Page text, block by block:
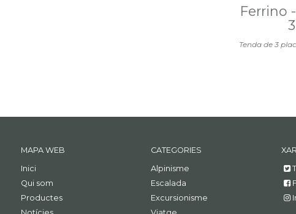
Tenda de 3
Ferrino
MAPA WEB
Inici
Qui som
Productes
CATEGORIES
Alpinisme
Escalada
Excursionisme